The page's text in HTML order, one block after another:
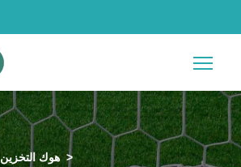
هوك التخزين >